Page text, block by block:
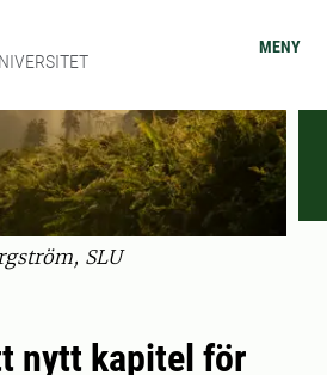
MENY
SLU
nytt kapitel för